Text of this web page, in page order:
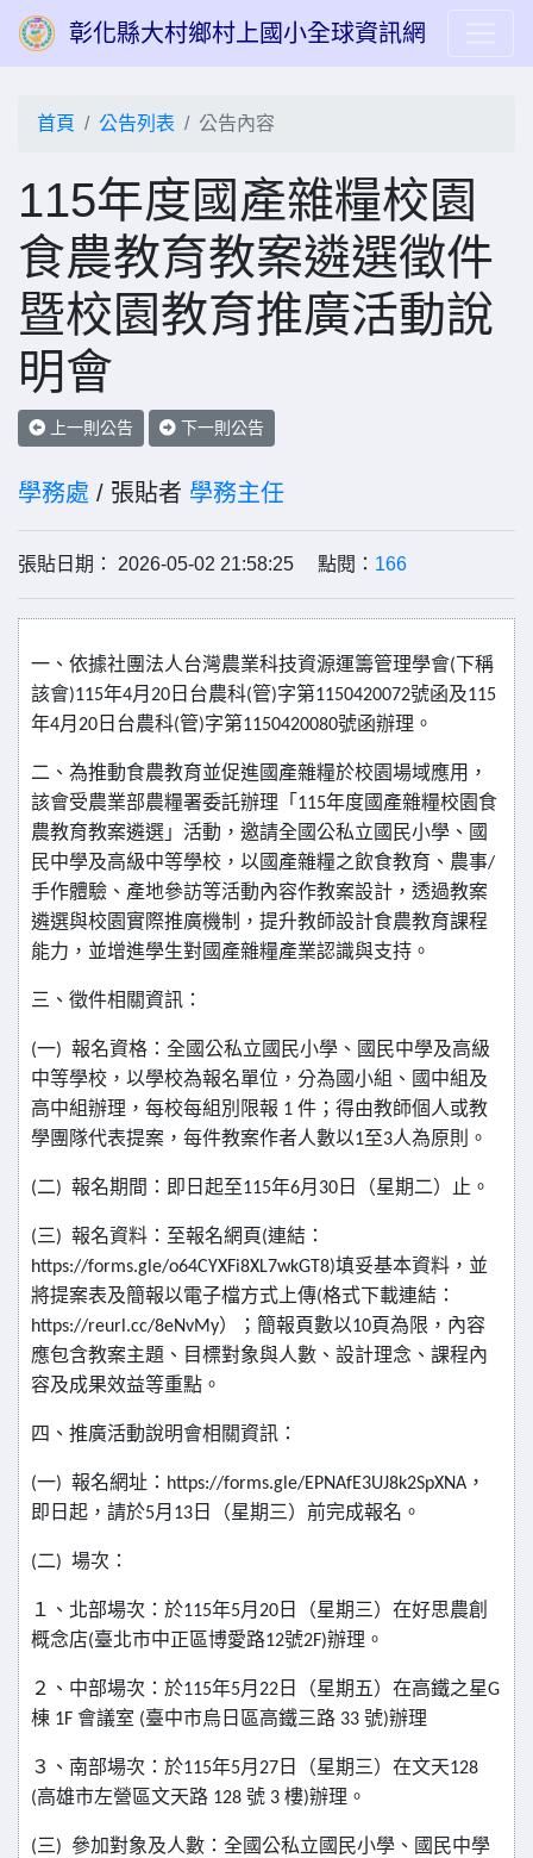
彰化縣大村鄉村上國小全球資訊網
首頁 公告列表 公告內容
115年度國產雜糧校園
食農教育教案遴選徵件
暨校園教育推廣活動說
明會
上一則公告 下一則公告
學務處 / 張貼者 學務主任
張貼日期： 2026-05-02 21:58:25 點閱： 166
一、依據社團法人台灣農業科技資源運籌管理學會(下稱
該會)115年4月 20 日台農科(管)字第1150420072號函及115
年4月 20 日台農科(管)字第1150420080號函辦理。
二、為推動食農教育並促進國產雜糧於校園場域應用，
該會受農業部農糧署委託辦理「 115年度國產雜糧校園食
農教育教案遴選」活動，邀請全國公私立國民小學、國
民中學及高級中等學校，以國產雜糧之飲食教育、農事/
手作體驗、產地參訪等活動內容作教案設計，透過教案
遴選與校園實際推廣機制，提升教師設計食農教育課程
能力，並增進學生對國產雜糧產業認識與支持。
三、徵件相關資訊：
(一) 報名資格：全國公私立國民小學、國民中學及高級
中等學校，以學校為報名單位，分為國小組、國中組及
高中組辦理，每校每組別限報 1 件；得由教師個人或教
學團隊代表提案，每件教案作者人數以1至3人為原則。
(二) 報名期間：即日起至115年6月 30 日（星期二）止。
(三) 報名資料：至報名網頁(連結：
https://forms.gle/o64CYXFi8XL7wkGT8)填妥基本資料，並
將提案表及簡報以電子檔方式上傳(格式下載連結：
https://reurl.cc/8eNvMy）；簡報頁數以10頁為限，內容
應包含教案主題、目標對象與人數、設計理念、課程內
容及成果效益等重點。
四、推廣活動說明會相關資訊：
(一) 報名網址： https://forms.gle/EPNAfE3UJ8k2SpXNA ，
即日起，請於5月 13 日（星期三）前完成報名。
(二) 場次：
１、北部場次：於115年5月 20 日（星期三）在好思農創
概念店(臺北市中正區博愛路12號2F)辦理。
２、中部場次：於115年5月 22 日（星期五）在高鐵之星G
棟 1F 會議室 (臺中市烏日區高鐵三路 33 號)辦理
３、南部場次：於115年5月 27 日（星期三）在文天128
(高雄市左營區文天路 128 號 3 樓)辦理。
(三) 參加對象及人數：全國公私立國民小學、國民中學